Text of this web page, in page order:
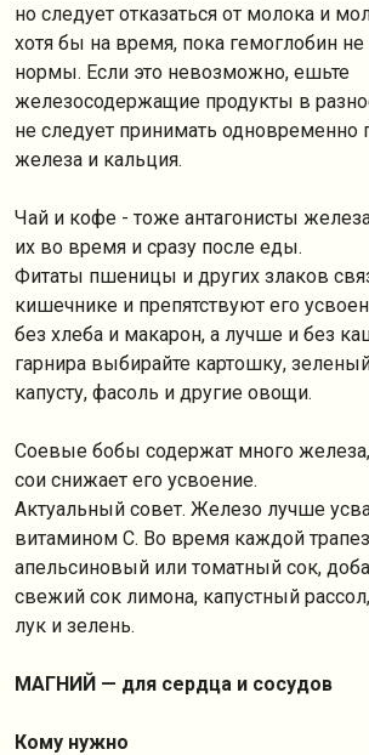
но следует отказаться от молока и
хотя бы на время, пока гемоглобин не
нормы. Если это невозможно, ешьте
железосодержащие продукты в
не следует принимать одновременно
железа и кальция.
Чай и кофе - тоже антагонисты
их во время и сразу после еды.
Фитаты пшеницы и других злаков
кишечнике и препятствуют его
без хлеба и макарон, а лучше и без
гарнира выбирайте картошку,
капусту, фасоль и другие овощи.
Соевые бобы содержат много
сои снижает его усвоение.
Актуальный совет. Железо лучше
витамином С. Во время каждой
апельсиновый или томатный сок,
свежий сок лимона, капустный
лук и зелень.
МАГНИЙ — для сердца и сосудов
Кому нужно